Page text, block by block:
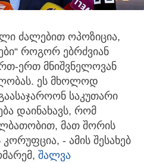
ძალებით ოპოზიცია,
როგორ ებრძვიან
ერთ მნიშვნელოვან
ეს მხოლოდ
საკუთარი
დაინახავს, რომ
მათ შორის
- ამის შესახებ
შალვა